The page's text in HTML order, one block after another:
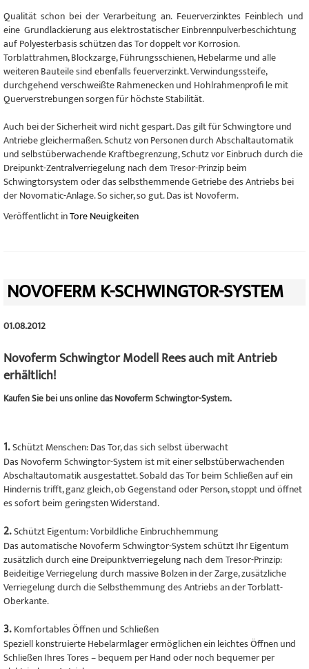
Qualität schon bei der Verarbeitung an. Feuerverzinktes Feinblech und
eine Grundlackierung aus elektrostatischer Einbrennpulverbeschichtung
auf Polyesterbasis schützen das Tor doppelt vor Korrosion.
Torblattrahmen, Blockzarge, Führungsschienen, Hebelarme und alle
weiteren Bauteile sind ebenfalls feuerverzinkt. Verwindungssteife,
durchgehend verschweißte Rahmenecken und Hohlrahmenprofi le mit
Querverstrebungen sorgen für höchste Stabilität.
Auch bei der Sicherheit wird nicht gespart. Das gilt für Schwingtore und
Antriebe gleichermaßen. Schutz von Personen durch Abschaltautomatik
und selbstüberwachende Kraftbegrenzung, Schutz vor Einbruch durch die
Dreipunkt-Zentralverriegelung nach dem Tresor-Prinzip beim
Schwingtorsystem oder das selbsthemmende Getriebe des Antriebs bei
der Novomatic-Anlage. So sicher, so gut. Das ist Novoferm.
Veröffentlicht inTore Neuigkeiten
NOVOFERM K-SCHWINGTOR-SYSTEM
01.08.2012
Novoferm Schwingtor Modell Rees auch mit Antrieb
erhältlich!
Kaufen Sie bei uns online das Novoferm Schwingtor-System.
1.Schützt Menschen: Das Tor, das sich selbst überwacht
Das Novoferm Schwingtor-System ist mit einer selbstüberwachenden
Abschaltautomatik ausgestattet. Sobald das Tor beim Schließen auf ein
Hindernis trifft, ganz gleich, ob Gegenstand oder Person, stoppt und öffnet
es sofort beim geringsten Widerstand.
2.Schützt Eigentum: Vorbildliche Einbruchhemmung
Das automatische Novoferm Schwingtor-System schützt Ihr Eigentum
zusätzlich durch eine Dreipunktverriegelung nach dem Tresor-Prinzip:
Beideitige Verriegelung durch massive Bolzen in der Zarge, zusätzliche
Verriegelung durch die Selbsthemmung des Antriebs an der Torblatt-
Oberkante.
3. Komfortables Öffnen und Schließen
Speziell konstruierte Hebelarmlager ermöglichen ein leichtes Öffnen und
Schließen Ihres Tores – bequem per Hand oder noch bequemer per